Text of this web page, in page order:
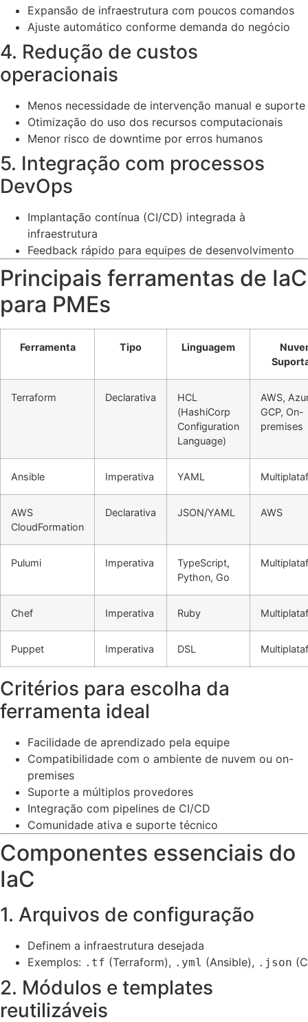
Expansão de infraestrutura com poucos comandos
Ajuste automático conforme demanda do negócio
4. Redução de custos
operacionais
Menos necessidade de intervenção manual e suporte
Otimização do uso dos recursos computacionais
Menor risco de downtime por erros humanos
5. Integração com processos
DevOps
Implantação contínua (CI/CD) integrada à
infraestrutura
Feedback rápido para equipes de desenvolvimento
Principais ferramentas de IaC
para PMEs
Ferramenta Tipo Linguagem
Terraform Declarativa
HCL
(HashiCorp
Configuration
Language)
AWS,
GCP, On-
premises
Ansible Imperativa YAML
AWS
CloudFormation
Declarativa JSON/YAML AWS
Pulumi Imperativa
TypeScript,
Python, Go
Chef Imperativa Ruby
Puppet Imperativa DSL
Critérios para escolha da
ferramenta ideal
Facilidade de aprendizado pela equipe
Compatibilidade com o ambiente de nuvem ou on-
premises
Suporte a múltiplos provedores
Integração com pipelines de CI/CD
Comunidade ativa e suporte técnico
Componentes essenciais do
IaC
1. Arquivos de configuração
Definem a infraestrutura desejada
Exemplos: .tf (Terraform), .yml (Ansible), .json
2. Módulos e templates
reutilizáveis